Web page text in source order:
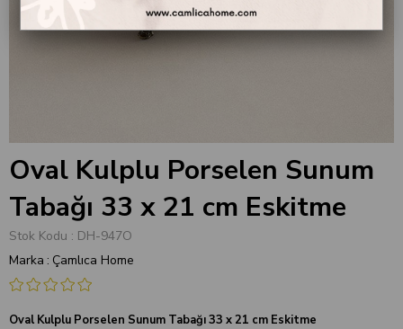
Oval Kulplu Porselen Sunum
Tabağı 33 x 21 cm Eskitme
Stok Kodu
DH-947O
Marka : Çamlıca Home
Oval Kulplu Porselen Sunum Tabağı 33 x 21 cm Eskitme